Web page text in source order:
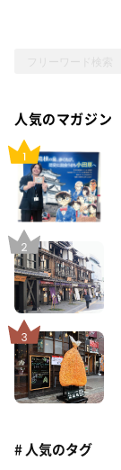
人気のマガジン
# 人気のタグ